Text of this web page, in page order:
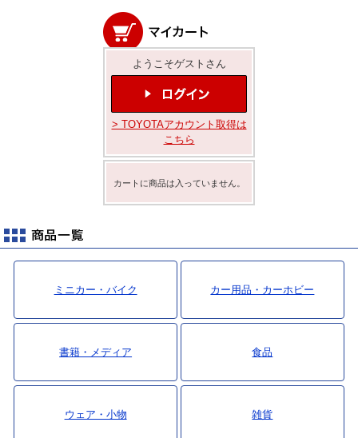
検索
ようこそゲストさん
> TOYOTAアカウント取得は
こちら
カートに商品は入っていません。
ミニカー・バイク カー用品・カーホビー
書籍・メディア 食品
ウェア・小物 雑貨